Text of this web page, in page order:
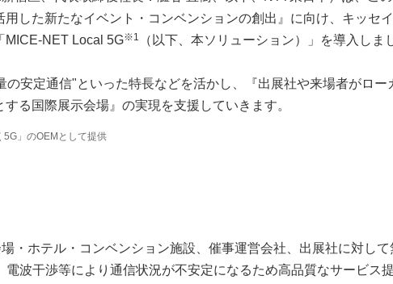
した新たなイベント・コンベンションの創出』に向け、キッセ
MICE-NET Local 5G※1
（以下、本ソリューション）」を導入しま
安定通信"といった特長などを活かし、『出展社や来場者がロー
る国際展示会場』の実現を支援していきます。
5G」のOEMとして提供
・ホテル・コンベンション施設、催事運営会社、出展社に対して
波干渉等により通信状況が不安定になるため高品質なサービス